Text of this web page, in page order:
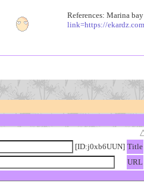
References: Marina
link=https://
[ID:j0xb6UUN] Title
URL